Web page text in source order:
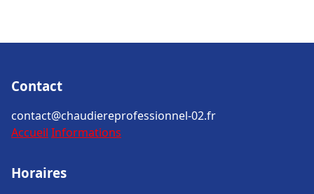
Contact
contact@chaudiereprofessionnel-02.fr
Accueil Informations
Horaires